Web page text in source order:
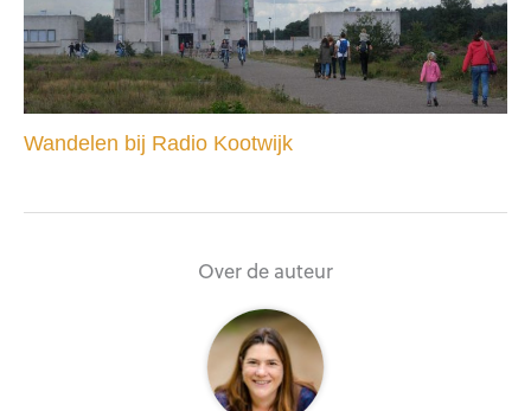
Wandelen bij Radio Kootwijk
Over de auteur